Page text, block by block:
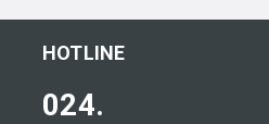
HOTLINE
024.